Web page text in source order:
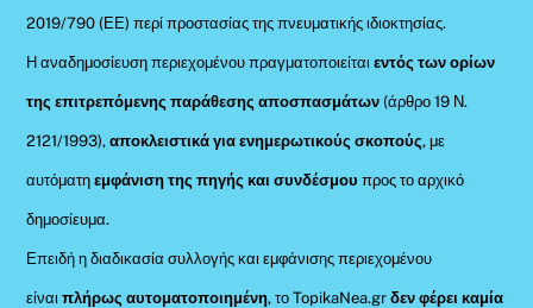
2019/790 (ΕΕ) περί προστασίας της πνευματικής ιδιοκτησίας.
Η αναδημοσίευση περιεχομένου πραγματοποιείταιεντός των ορίων
της επιτρεπόμενης παράθεσης αποσπασμάτων (άρθρο 19 Ν.
2121/1993), αποκλειστικά για ενημερωτικούς σκοπούς, με
αυτόματηεμφάνιση της πηγής και συνδέσμου προς το αρχικό
δημοσίευμα.
Επειδή η διαδικασία συλλογής και εμφάνισης περιεχομένου
είναιπλήρως αυτοματοποιημένη, το TopikaNea.grδεν φέρει καμία